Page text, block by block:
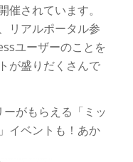
されています。
リアルポータル参
ユーザーのことを
が盛りだくさんで
がもらえる「ミッ
イベントも！あか